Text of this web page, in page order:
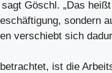
Göschl. „Das
sondern
verschiebt sich
ist die